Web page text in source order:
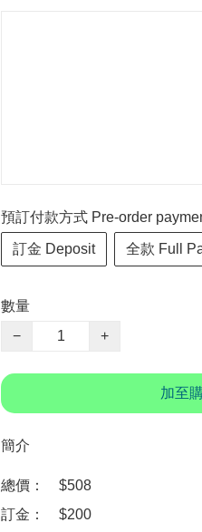
預訂付款方式 Pre-order
訂金 Deposit 全款 Full
數量
−
+
加至
簡介
總價：　$508
訂金：　$200